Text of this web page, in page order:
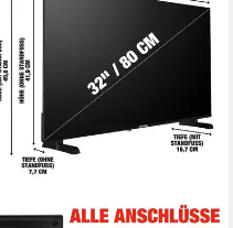
TELEFUNKEN